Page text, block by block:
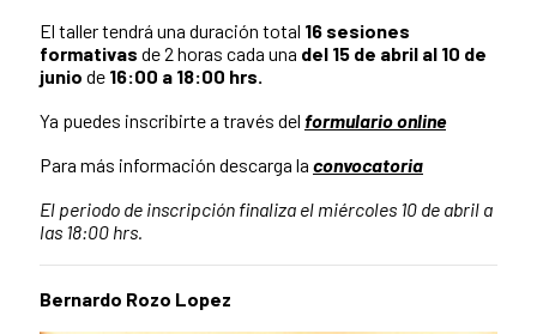
El taller tendrá una duración total 16 sesiones
formativas de 2 horas cada una del 15 de abril al 10 de
junio de 16:00 a 18:00 hrs.
Ya puedes inscribirte a través del formulario online
Para más información descarga la convocatoria
El periodo de inscripción finaliza el miércoles 10 de abril a
las 18:00 hrs.
Bernardo Rozo Lopez